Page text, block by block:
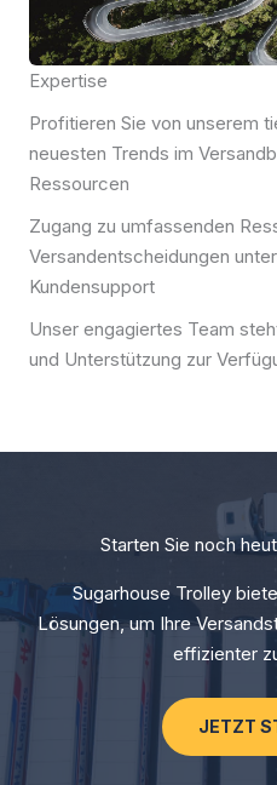
Expertise
Profitieren Sie von unserem
neuesten Trends im
Ressourcen
Zugang zu umfassenden
Versandentscheidungen
Kundensupport
Unser engagiertes Team
und Unterstützung zur
Starten Sie noch
Sugarhouse Trolley
Lösungen, um Ihre
effizienter
JETZT